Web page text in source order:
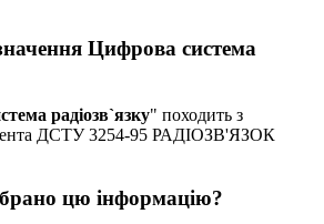
Цифрова система
радіозв`язку" походить з
ДСТУ 3254-95 РАДIОЗВ'ЯЗОК
цю інформацію?